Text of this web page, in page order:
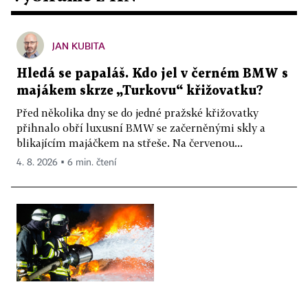
JAN KUBITA
Hledá se papaláš. Kdo jel v černém BMW s
majákem skrze „Turkovu“ křižovatku?
Před několika dny se do jedné pražské křižovatky
přihnalo obří luxusní BMW se začerněnými skly a
blikajícím majáčkem na střeše. Na červenou...
4. 8. 2026 ▪ 6 min. čtení